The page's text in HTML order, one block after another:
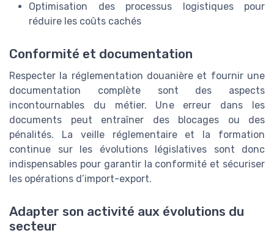
Optimisation des processus logistiques pour
réduire les coûts cachés
Conformité et documentation
Respecter la réglementation douanière et fournir une
documentation complète sont des aspects
incontournables du métier. Une erreur dans les
documents peut entraîner des blocages ou des
pénalités. La veille réglementaire et la formation
continue sur les évolutions législatives sont donc
indispensables pour garantir la conformité et sécuriser
les opérations d’import-export.
Adapter son activité aux évolutions du
secteur